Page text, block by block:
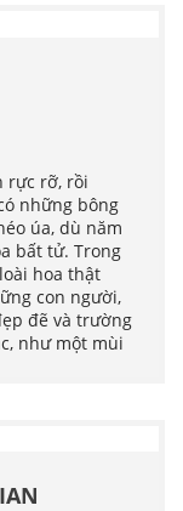
rực rỡ, rồi
những bông
úa, dù năm
bất tử. Trong
hoa thật
con người,
đẽ và trường
như một mùi